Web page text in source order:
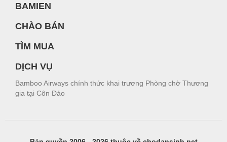
BAMIEN
CHÀO BÁN
TÌM MUA
DỊCH VỤ
Bamboo Airways chính thức khai trương Phòng chờ Thương
gia tại Côn Đảo